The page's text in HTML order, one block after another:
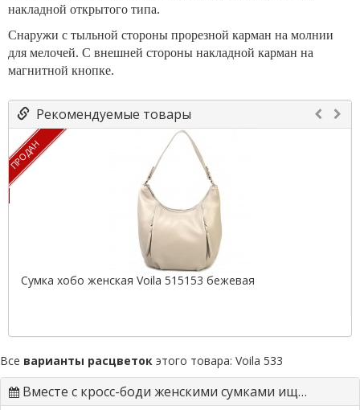
накладной открытого типа.
Снаружи с тыльной стороны прорезной карман на молнии
для мелочей. С внешней стороны накладной карман на
магнитной кнопке.
Рекомендуемые товары
ПРОДАН
Сумка хобо женская Voila 515153 бежевая
Все варианты расцветок этого товара: Voila 533
Вместе с кросс-боди женскими сумками ищут